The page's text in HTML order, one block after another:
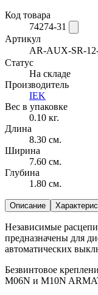
Код товара
74274-31
Артикул
AR-AUX-SR-
Статус
На складе
Производитель
IEK
Вес в упаковке
0.10 кг.
Длина
8.30 см.
Ширина
7.60 см.
Глубина
1.80 см.
Описание
Независимые
предназначены для
автоматических
Безвинтовое
M06N и M10N